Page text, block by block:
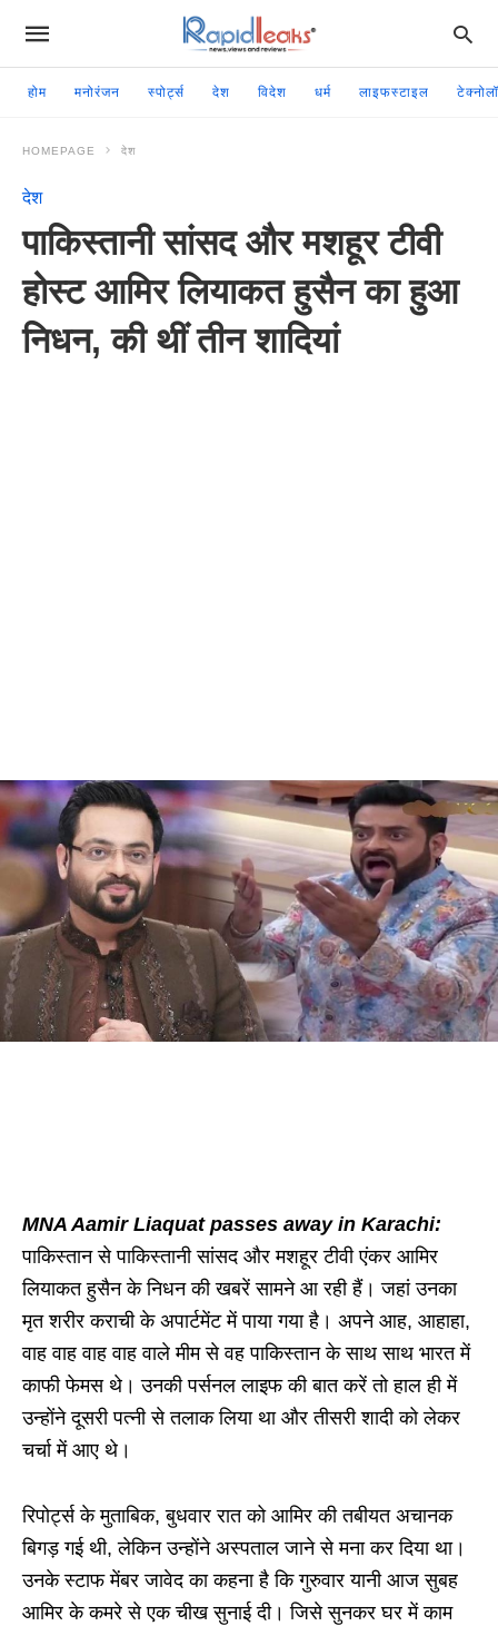
होम मनोरंजन स्पोर्ट्स देश विदेश धर्म लाइफस्टाइल
HOMEPAGE देश
देश
पाकिस्तानी सांसद और मशहूर टीवी
होस्ट आमिर लियाकत हुसैन का हुआ
निधन, की थीं तीन शादियां
MNA Aamir Liaquat passes away in Karachi:
पाकिस्तान से पाकिस्तानी सांसद और मशहूर टीवी एंकर आमिर
लियाकत हुसैन के निधन की खबरें सामने आ रही हैं। जहां उनका
मृत शरीर कराची के अपार्टमेंट में पाया गया है। अपने आह, आहाहा,
वाह वाह वाह वाह वाले मीम से वह पाकिस्तान के साथ साथ भारत में
काफी फेमस थे। उनकी पर्सनल लाइफ की बात करें तो हाल ही में
उन्होंने दूसरी पत्नी से तलाक लिया था और तीसरी शादी को लेकर
चर्चा में आए थे।
रिपोर्ट्स के मुताबिक, बुधवार रात को आमिर की तबीयत अचानक
बिगड़ गई थी, लेकिन उन्होंने अस्पताल जाने से मना कर दिया था।
उनके स्टाफ मेंबर जावेद का कहना है कि गुरुवार यानी आज सुबह
आमिर के कमरे से एक चीख सुनाई दी। जिसे सुनकर घर में काम